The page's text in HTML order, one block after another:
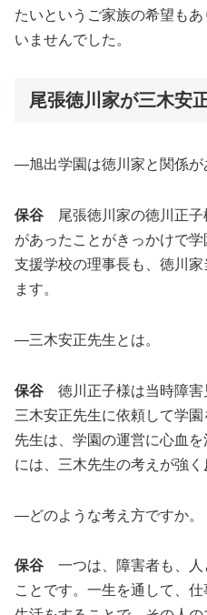
たいというご家族の希望も
いませんでした。
尾張徳川家が三木安
―旭出学園は徳川家と関係が
保谷 尾張徳川家の徳川正子
があったことがきっかけで
支援学校の理事長も、徳川
ます。
―三木安正先生とは。
保谷 徳川正子様は当時障害
三木安正先生に依頼して学
先生は、学園の運営に心血
には、三木先生の考えが強く
―どのような考え方ですか。
保谷 一つは、障害者も、人
ことです。一生を通して、